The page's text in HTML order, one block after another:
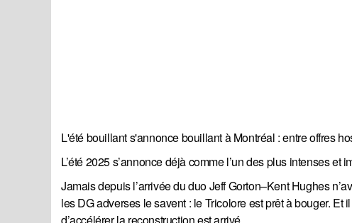
L'été bouillant s'annonce bouillant à Montréal : entre offres
L’été 2025 s’annonce déjà comme l’un des plus intenses
Jamais depuis l’arrivée du duo Jeff Gorton–Kent Hughes
les DG adverses le savent : le Tricolore est prêt à bouger.